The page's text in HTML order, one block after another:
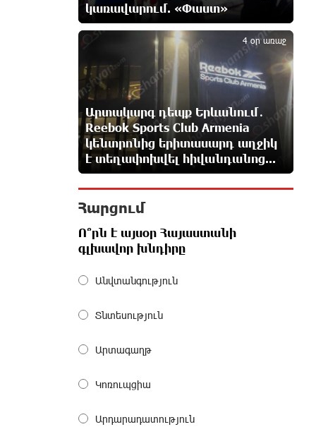
ԱՄՆ վերաքննիչ դատարանը
արգելափակել է Թրամփի 400
միլիոն դոլար արժողությամբ
Սպիտակ տան պարահանդեսային դահլիճի
նախագիծը
12 ժամ առաջ
Կաթողիկոսի նկատմամբ
իրականացվող
բռնադատավարությունը
միահեծան իշխանության հետևանք է.
Հանրային Դաշինք
12 ժամ առաջ
Մեր երկրում իշխանության և
ընդդիմության անվերջանալի
միայն ՀՀ քաղաքացին. Աննա Կոստանյան
Գարեգին Բ-ի և եպիսկոպոսների
դեմ քրեական հետապնդումը
կառավարում. «Փաստ»
Արտակարգ դեպք Երևանում․
Reebok Sports Club Armenia
կենտրոնից երիտասարդ աղջիկ
է տեղափոխվել հիվանդանոց...
4 օր առաջ
5
Հարցում
Ո՞րն է այսօր Հայաստանի
գլխավոր խնդիրը
Անվտանգություն
Տնտեսություն
Արտագաղթ
Կոռուպցիա
Արդարադատություն